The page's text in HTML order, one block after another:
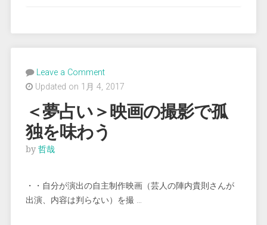
夢
だ
た
の
ど
う
な
い”
Leave a Comment
Updated on 1月 4, 2017
＜夢占い＞映画の撮影で孤
独を味わう
by 哲哉
・・自分が演出の自主制作映画（芸人の陣内貴則さんが
出演、内容は判らない）を撮 …